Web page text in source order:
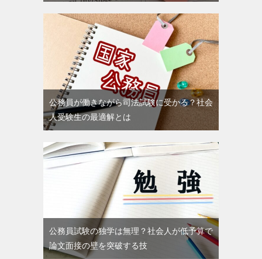
公務員が働きながら司法試験に受かる？社会
人受験生の最適解とは
公務員試験の独学は無理？社会人が低予算で
論文面接の壁を突破する技